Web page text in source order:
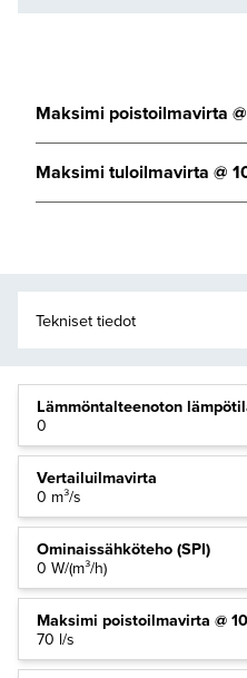
Maksimi poistoilmavirta
Maksimi tuloilmavirta @
Lämmöntalteenoton
0
Vertailuilmavirta
0 m³/s
Ominaissähköteho (SPI)
0 W/(m³/h)
Maksimi poistoilmavirta @
70 l/s